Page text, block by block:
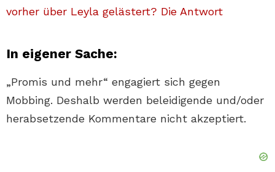
vorher über Leyla gelästert? Die Antwort
In eigener Sache:
„Promis und mehr“ engagiert sich gegen
Mobbing. Deshalb werden beleidigende und/oder
herabsetzende Kommentare nicht akzeptiert.